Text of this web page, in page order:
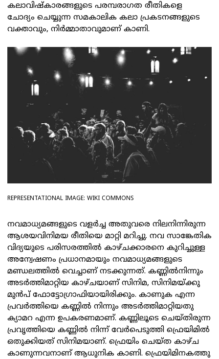
കലാവിഷ്‌കാരങ്ങളുടെ പരമ്പരാഗത രീതികളെ
ചോദ്യം ചെയ്യുന്ന സമകാലിക കലാ പ്രകടനങ്ങളുടെ
വക്താവും, നിർമ്മാതാവുമാണ് കാണി.
REPRESENTATIONAL IMAGE: WIKI COMMONS
നവമാധ്യമങ്ങളുടെ വളർച്ച അതുവരെ നിലനിന്നിരുന്ന
ആശയവിനിമയ രീതിയെ മാറ്റി മറിച്ചു. നവ സാങ്കേതിക
വിദ്യയുടെ പരിസരത്തിൽ കാഴ്ചക്കാരനെ കുറിച്ചുള്ള
അന്വേഷണം പ്രധാനമായും നവമാധ്യമങ്ങളുടെ
മണ്ഡലത്തിൽ വെച്ചാണ് നടക്കുന്നത്. കണ്ണിൽനിന്നും
അടർത്തിമാറ്റിയ കാഴ്ചയാണ് സിനിമ, സിനിമയ്ക്കു
മുൻപ് ഫോട്ടോഗ്രാഫിയായിരിക്കും. കാണുക എന്ന
പ്രവർത്തിയെ കണ്ണിൽ നിന്നും അടർത്തിമാറ്റിയതു
ക്യാമറ എന്ന ഉപകരണമാണ്. കണ്ണിലൂടെ ചെയ്തിരുന്ന
പ്രവൃത്തിയെ കണ്ണിൽ നിന്ന് വേർപെടുത്തി ഫ്രെയിമിൽ
ഒതുക്കിയത് സിനിമയാണ്. ഫ്രെയിം ചെയ്ത കാഴ്ച
കാണുന്നവനാണ് ആധുനിക കാണി. ഫ്രെയിമിനകത്തു